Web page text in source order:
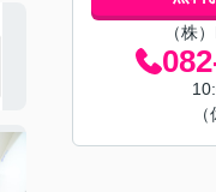
（株